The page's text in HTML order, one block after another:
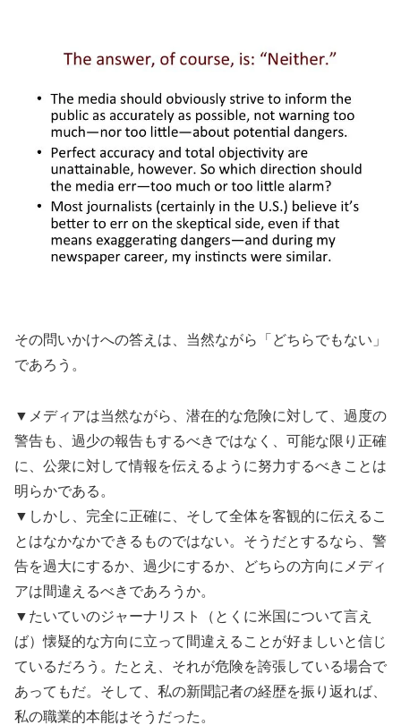
その問いかけへの答えは、当然ながら「どちらでもない」
であろう。
▼メディアは当然ながら、潜在的な危険に対して、過度の
警告も、過少の報告もするべきではなく、可能な限り正確
に、公衆に対して情報を伝えるように努力するべきことは
明らかである。
▼しかし、完全に正確に、そして全体を客観的に伝えるこ
とはなかなかできるものではない。そうだとするなら、警
告を過大にするか、過少にするか、どちらの方向にメディ
アは間違えるべきであろうか。
▼たいていのジャーナリスト（とくに米国について言え
ば）懐疑的な方向に立って間違えることが好ましいと信じ
ているだろう。たとえ、それが危険を誇張している場合で
あってもだ。そして、私の新聞記者の経歴を振り返れば、
私の職業的本能はそうだった。